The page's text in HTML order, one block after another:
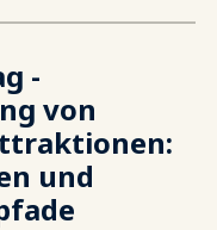
-
von
und